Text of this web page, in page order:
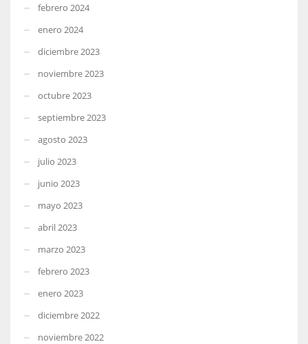
febrero 2024
enero 2024
diciembre 2023
noviembre 2023
octubre 2023
septiembre 2023
agosto 2023
julio 2023
junio 2023
mayo 2023
abril 2023
marzo 2023
febrero 2023
enero 2023
diciembre 2022
noviembre 2022